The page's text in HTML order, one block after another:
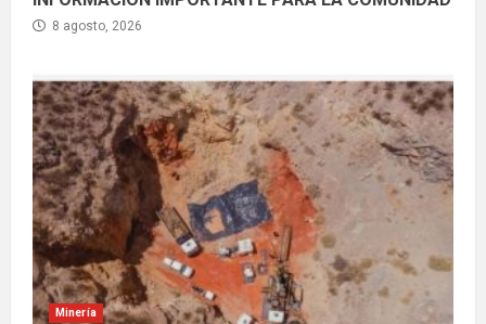
8 agosto, 2026
Minería